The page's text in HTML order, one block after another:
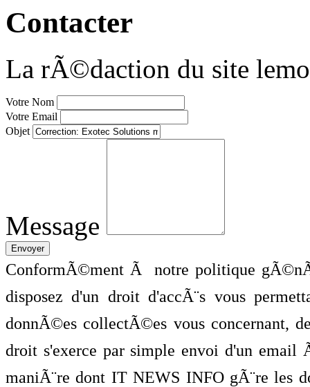
Contacter
La rÃ©daction du site
Votre Nom
Votre Email
Objet
Message
ConformÃ©ment Ã notre politique
disposez d'un droit d'accÃ¨s vous
donnÃ©es collectÃ©es vous concernant,
droit s'exerce par simple envoi d'un
maniÃ¨re dont IT NEWS INFO gÃ¨re les